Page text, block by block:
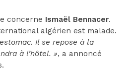
concerne Ismaël Bennacer.
algérien est malade.
Il se repose à la
à l’hôtel. », a annoncé